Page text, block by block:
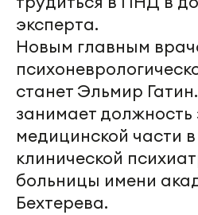
эксперта.
Новым главным
станет Эльмир
занимает
медицинской части
клинической
больницы имени
Бехтерева.